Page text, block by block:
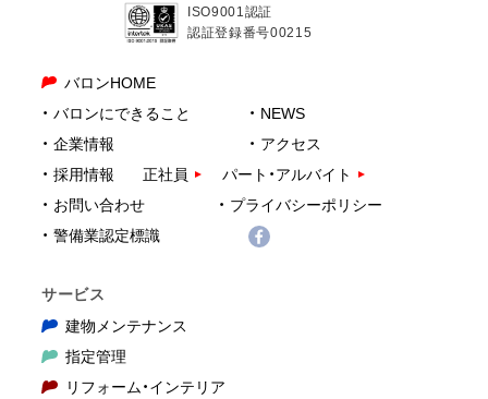
ISO9001認証
認証登録番号00215
バロンHOME
バロンにできること
NEWS
企業情報
アクセス
採用情報
正社員
パート・アルバイト
お問い合わせ
プライバシーポリシー
警備業認定標識
サービス
建物メンテナンス
指定管理
リフォーム・インテリア